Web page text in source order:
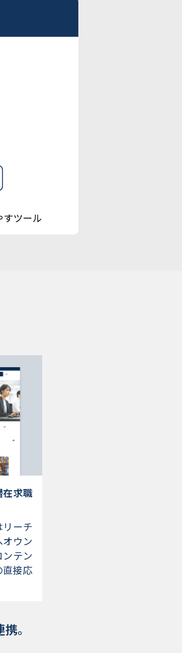
ツール
在求職
ーチ
ウン
ンテン
直接応
。